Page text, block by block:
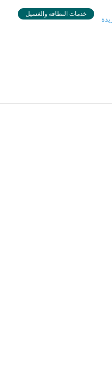
خدمات النظافة والغسيل